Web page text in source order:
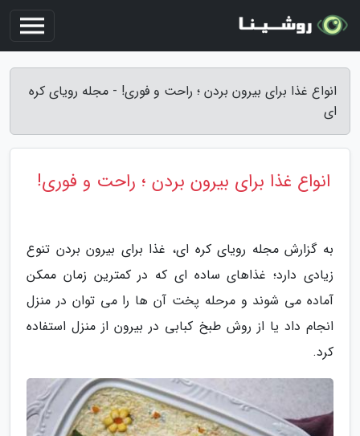
انواع غذا برای بیرون بردن ؛ راحت و فوری! - مجله رویای کره
ای
انواع غذا برای بیرون بردن ؛ راحت و فوری!
به گزارش مجله رویای کره ای، غذا برای بیرون بردن تنوع
زیادی دارد؛ غذاهای ساده ای که در کمترین زمان ممکن
آماده می شوند و مرحله پخت آن ها را می توان در منزل
انجام داد یا از روش طبخ کبابی در بیرون از منزل استفاده
کرد.